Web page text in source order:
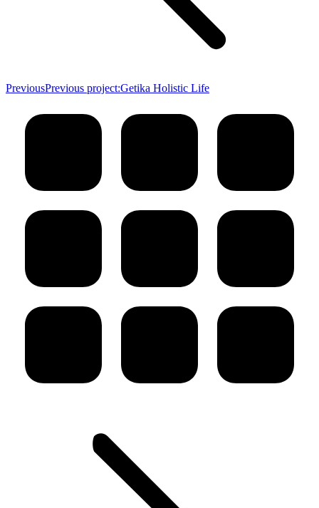
PreviousPrevious project:Getika Holistic Life